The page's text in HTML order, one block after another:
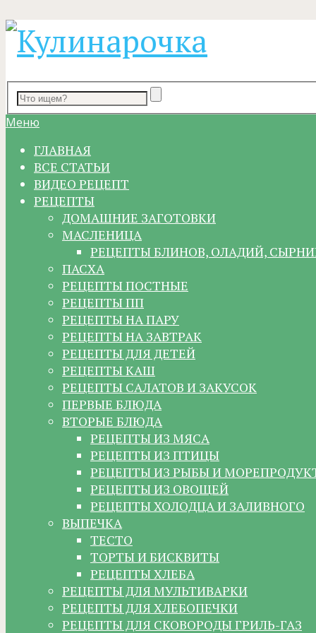
Меню
ГЛАВНАЯ
ВСЕ СТАТЬИ
ВИДЕО РЕЦЕПТ
РЕЦЕПТЫ
ДОМАШНИЕ ЗАГОТОВКИ
МАСЛЕНИЦА
РЕЦЕПТЫ БЛИНОВ, ОЛАДИЙ,
ПАСХА
РЕЦЕПТЫ ПОСТНЫЕ
РЕЦЕПТЫ ПП
РЕЦЕПТЫ НА ПАРУ
РЕЦЕПТЫ НА ЗАВТРАК
РЕЦЕПТЫ ДЛЯ ДЕТЕЙ
РЕЦЕПТЫ КАШ
РЕЦЕПТЫ САЛАТОВ И ЗАКУСОК
ПЕРВЫЕ БЛЮДА
ВТОРЫЕ БЛЮДА
РЕЦЕПТЫ ИЗ МЯСА
РЕЦЕПТЫ ИЗ ПТИЦЫ
РЕЦЕПТЫ ИЗ РЫБЫ И
РЕЦЕПТЫ ИЗ ОВОЩЕЙ
РЕЦЕПТЫ ХОЛОДЦА И ЗАЛИВНОГО
ВЫПЕЧКА
ТЕСТО
ТОРТЫ И БИСКВИТЫ
РЕЦЕПТЫ ХЛЕБА
РЕЦЕПТЫ ДЛЯ МУЛЬТИВАРКИ
РЕЦЕПТЫ ДЛЯ ХЛЕБОПЕЧКИ
РЕЦЕПТЫ ДЛЯ СКОВОРОДЫ ГРИЛЬ-ГАЗ